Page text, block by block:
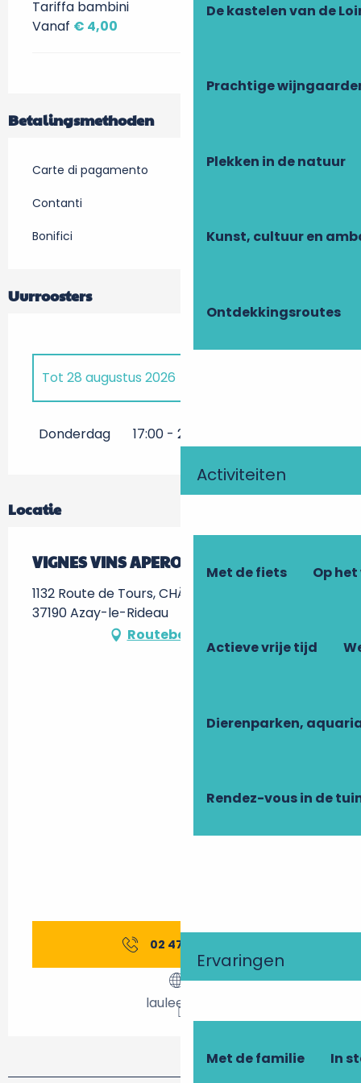
De kastelen van de
Prachtige
Plekken in de natuur
Kunst, cultuur en
Ontdekkingsroutes
Activiteiten
Met de fiets Op
Actieve vrije tijd
Dierenparken,
Rendez-vous in de
Ervaringen
Met de familie In
Tariffa bambini
Vanaf € 4,00
Betalingsmethoden
Carte di pagamento
Contanti
Bonifici
Uurroosters
Vrijdag 15 mei 2026
Tot 28 augustus 2026
Donderdag 17:00 - 20:00
Locatie
VIGNES VINS APERO
1132 Route de Tours, CHÂTEAU DE L'AULÉE -,
37190 Azay-le-Rideau
Routebeschrijving
02 47 45 44
laulee.com